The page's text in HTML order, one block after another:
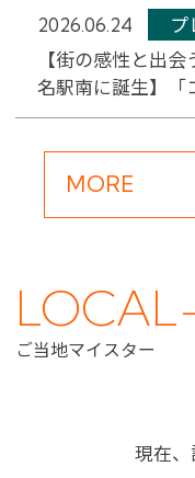
2026.06.24
プ
【街の感性と出
名駅南に誕生】「
MORE
ご当地マイスター
現在、